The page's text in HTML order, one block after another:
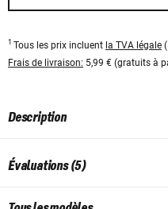
1 Tous les prix incluent la TVA légale
Frais de livraison: 5,99 € (gratuits à
Description
Évaluations (5)